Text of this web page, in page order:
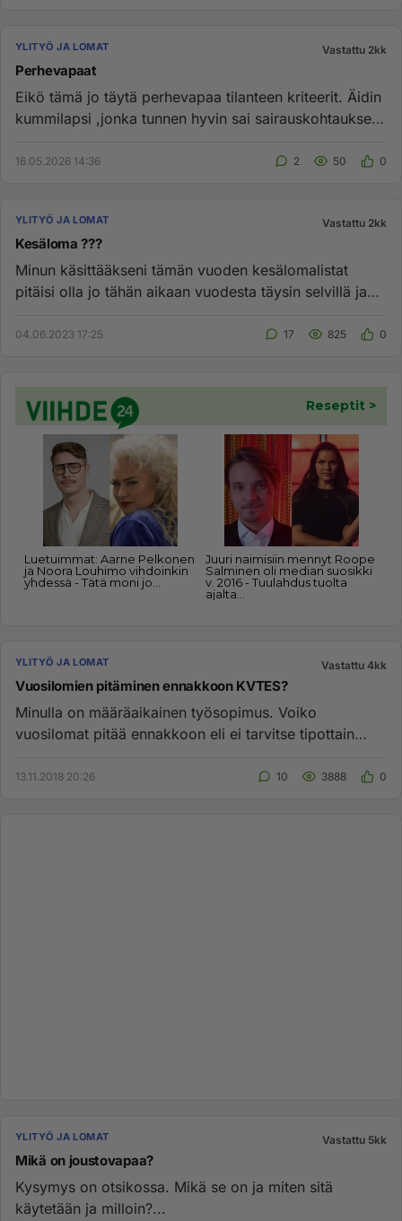
YLITYÖ JA LOMAT Vastattu 2kk
Perhevapaat
Eikö tämä jo täytä perhevapaa tilanteen kriteerit. Äidin
kummilapsi ,jonka tunnen hyvin sai sairauskohtauksen
16.05.2026 14:36 2 50 0
YLITYÖ JA LOMAT Vastattu 2kk
Kesäloma ???
Minun käsittääkseni tämän vuoden kesälomalistat
pitäisi olla jo tähän aikaan vuodesta täysin selvillä ja
04.06.2023 17:25 17 825 0
YLITYÖ JA LOMAT Vastattu 4kk
Vuosilomien pitäminen ennakkoon KVTES?
Minulla on määräaikainen työsopimus. Voiko
vuosilomat pitää ennakkoon eli ei tarvitse tipottain
13.11.2018 20:26 10 3888 0
YLITYÖ JA LOMAT Vastattu 5kk
Mikä on joustovapaa?
Kysymys on otsikossa. Mikä se on ja miten sitä
käytetään ja milloin?...